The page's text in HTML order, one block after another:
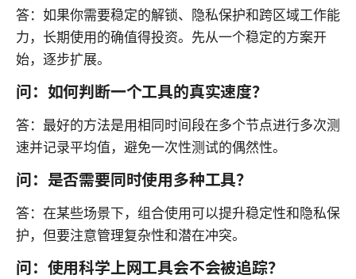
答：如果你需要稳定的解锁、隐私保护和跨区域工作能
力，长期使用的确值得投资。先从一个稳定的方案开
始，逐步扩展。
问：如何判断一个工具的真实速度？
答：最好的方法是用相同时间段在多个节点进行多次测
速并记录平均值，避免一次性测试的偶然性。
问：是否需要同时使用多种工具？
答：在某些场景下，组合使用可以提升稳定性和隐私保
护，但要注意管理复杂性和潜在冲突。
问：使用科学上网工具会不会被追踪？